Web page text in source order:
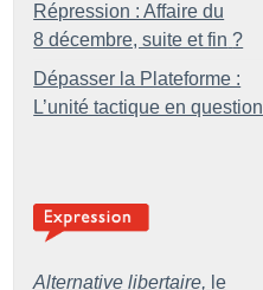
Répression : Affaire du
8 décembre, suite et fin ?
Dépasser la Plateforme :
L’unité tactique en question
Alternative libertaire, le